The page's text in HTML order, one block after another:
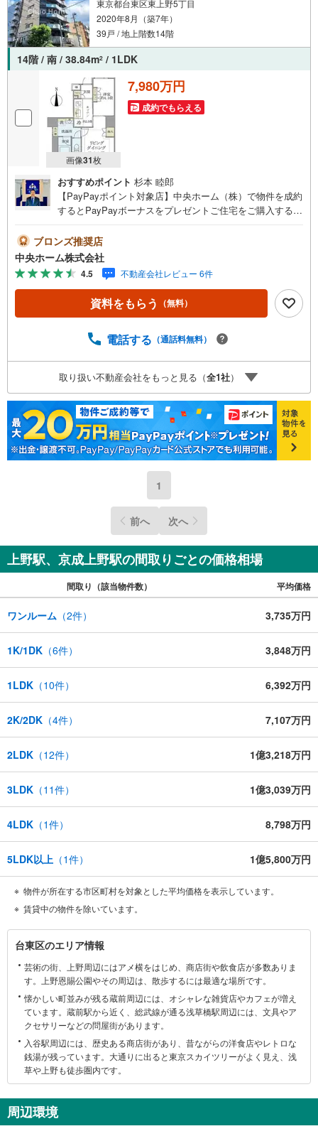
東京都台東区東上野5丁目
2020年8月（築7年）
39戸 / 地上階数14階
14階 / 南 / 38.84m2 / 1LDK
画像31枚
7,980万円
成約でもらえる
おすすめポイント 杉本 睦郎
【PayPayポイント対象店】中央ホーム（株）で物件を成約
するとPayPayボーナスをプレゼントご住宅をご購入するな
料をもらう」「見学予約をする」ボタンからお問い合わせ
ください。詳細は、下記をご参照ください。【頭金0円での
購入可能・住宅ローンには特に精通したスタッフがおりま
すのでお気軽にお問い合わせください】【物件について】2
020年8月築二重床・二重天井構造で防音性良好ですペット
の飼育可能マンションです最上階（14階）南向き・4方角部
室乾燥機・ウォシュレットなどの便利な設備が標準完備さ
システム営業時間:9:00～18:30（お電話は18:30以降もつな
がります）上記時間はお電話でのご案内がスムーズです。
是非お電話にてご連絡ください！特に、人気物件にはお問
い合わせ、ご見学が集中します。是非お電話、もしくは
「室内・現地を見学する」よりお問い合わせください！
ブロンズ推奨店
中央ホーム株式会社
4.5 不動産会社レビュー 6件
資料をもらう （無料）
電話する （通話料無料）
取り扱い不動産会社をもっと見る（全1社）
1
前へ 次へ
上野駅、京成上野駅の間取りごとの価格相場
間取り（該当物件数） 平均価格
ワンルーム （2件） 3,735万円
1K/1DK （6件） 3,848万円
1LDK （10件） 6,392万円
2K/2DK （4件） 7,107万円
2LDK （12件） 1億3,218万円
3LDK （11件） 1億3,039万円
4LDK （1件） 8,798万円
5LDK以上 （1件） 1億5,800万円
物件が所在する市区町村を対象とした平均価格を表示しています。
賃貸中の物件を除いています。
台
東
区
関
情
報
台東区のエリア情報
芸術の街、上野周辺にはアメ横をはじめ、商店街や飲食店が多数ありま
す。上野恩賜公園やその周辺は、散歩するには最適な場所です。
懐かしい町並みが残る蔵前周辺には、オシャレな雑貨店やカフェが増え
ています。蔵前駅から近く、総武線が通る浅草橋駅周辺には、文具やア
クセサリーなどの問屋街があります。
入谷駅周辺には、歴史ある商店街があり、昔ながらの洋食店やレトロな
銭湯が残っています。大通りに出ると東京スカイツリーがよく見え、浅
草や上野も徒歩圏内です。
周辺環境